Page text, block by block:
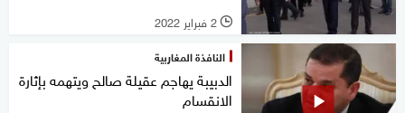
l 2 فبراير 2022
النافذة المغاربية
الدبيبة يهاجم عقيلة صالح ويتهمه بإثارة
الانقسام